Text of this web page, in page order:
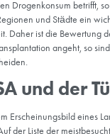
als auch in der
Stärken haben.